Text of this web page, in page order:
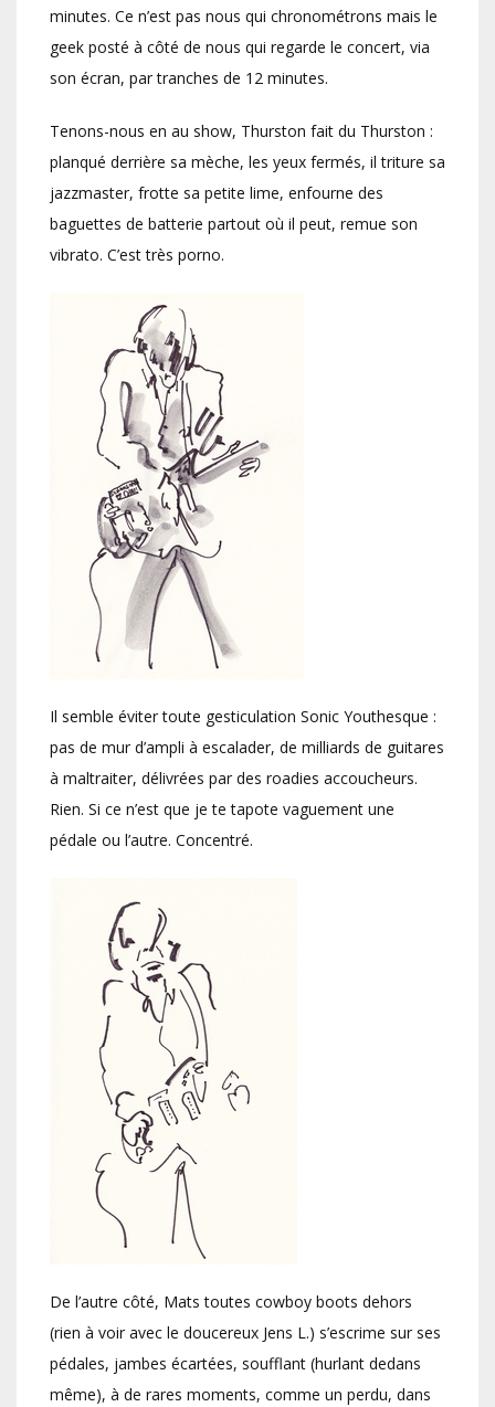
minutes. Ce n’est pas nous qui chronométrons mais le
geek posté à côté de nous qui regarde le concert, via
son écran, par tranches de 12 minutes.
Tenons-nous en au show, Thurston fait du Thurston :
planqué derrière sa mèche, les yeux fermés, il triture sa
jazzmaster, frotte sa petite lime, enfourne des
baguettes de batterie partout où il peut, remue son
vibrato. C’est très porno.
Il semble éviter toute gesticulation Sonic Youthesque :
pas de mur d’ampli à escalader, de milliards de guitares
à maltraiter, délivrées par des roadies accoucheurs.
Rien. Si ce n’est que je te tapote vaguement une
pédale ou l’autre. Concentré.
De l’autre côté, Mats toutes cowboy boots dehors
(rien à voir avec le doucereux Jens L.) s’escrime sur ses
pédales, jambes écartées, soufflant (hurlant dedans
même), à de rares moments, comme un perdu, dans